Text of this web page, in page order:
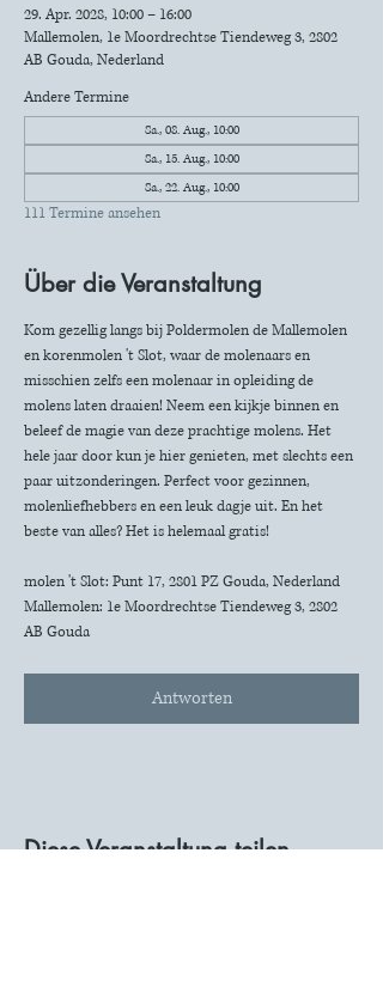
29. Apr. 2028, 10:00 – 16:00
Mallemolen, 1e Moordrechtse Tiendeweg 3, 2802
AB Gouda, Nederland
Andere Termine
Sa., 08. Aug., 10:00
Sa., 15. Aug., 10:00
Sa., 22. Aug., 10:00
111 Termine ansehen
Über die Veranstaltung
Kom gezellig langs bij Poldermolen de Mallemolen
en korenmolen 't Slot, waar de molenaars en
misschien zelfs een molenaar in opleiding de
molens laten draaien! Neem een kijkje binnen en
beleef de magie van deze prachtige molens. Het
hele jaar door kun je hier genieten, met slechts een
paar uitzonderingen. Perfect voor gezinnen,
molenliefhebbers en een leuk dagje uit. En het
beste van alles? Het is helemaal gratis!
molen 't Slot: Punt 17, 2801 PZ Gouda, Nederland
Mallemolen: 1e Moordrechtse Tiendeweg 3, 2802
AB Gouda
Antworten
Diese Veranstaltung teilen